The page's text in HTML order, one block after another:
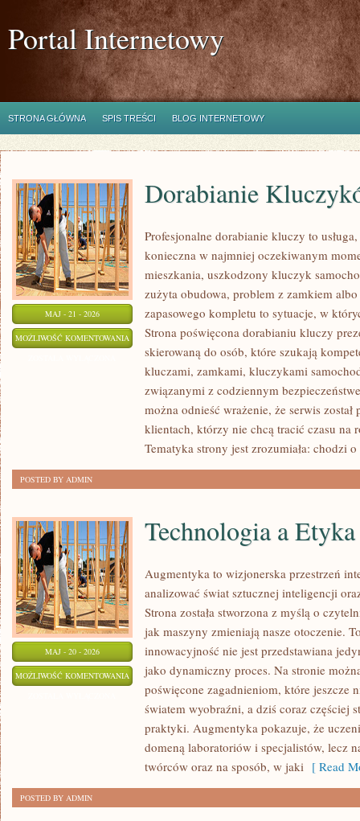
Portal Internetowy
STRONA GŁÓWNA SPIS TREŚCI BLOG INTERNETOWY
MAJ - 21 - 2026
MOŻLIWOŚĆ KOMENTOWANIA DORABIANIE
KLUCZYKÓW
Dorabianie
Profesjonalne dorabianie kluczy to
konieczna w najmniej oczekiwanym
mieszkania, uszkodzony kluczyk
zużyta obudowa, problem z zamkiem
zapasowego kompletu to sytuacje, w
Strona poświęcona dorabianiu kluczy
skierowaną do osób, które szukają
kluczami, zamkami, kluczykami
związanymi z codziennym
można odnieść wrażenie, że serwis
klientach, którzy nie chcą tracić czasu na
Tematyka strony jest zrozumiała: chodzi
POSTED BY ADMIN
MAJ - 20 - 2026
MOŻLIWOŚĆ KOMENTOWANIA TECHNOLOGIA
ETYKA
Technologia a Etyka
Augmentyka to wizjonerska przestrzeń
analizować świat sztucznej inteligencji
Strona została stworzona z myślą o
jak maszyny zmieniają nasze otoczenie.
innowacyjność nie jest przedstawiana
jako dynamiczny proces. Na stronie
poświęcone zagadnieniom, które jeszcze
światem wyobraźni, a dziś coraz częściej
praktyki. Augmentyka pokazuje, że
domeną laboratoriów i specjalistów, lecz
twórców oraz na sposób, w jaki [ Read
POSTED BY ADMIN